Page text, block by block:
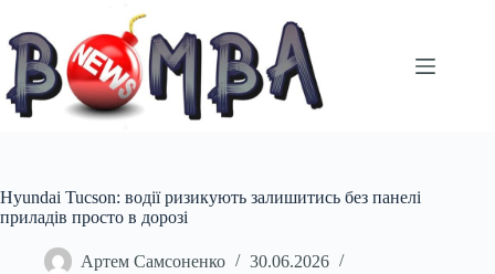
вмісту
Hyundai Tucson: водії ризикують залишитись без панелі
приладів просто в дорозі
Артем Самсоненко
30.06.2026